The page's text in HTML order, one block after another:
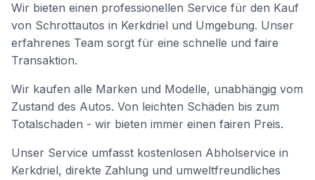
Wir bieten einen professionellen Service für den Kauf
von Schrottautos in Kerkdriel und Umgebung. Unser
erfahrenes Team sorgt für eine schnelle und faire
Transaktion.
Wir kaufen alle Marken und Modelle, unabhängig vom
Zustand des Autos. Von leichten Schäden bis zum
Totalschaden - wir bieten immer einen fairen Preis.
Unser Service umfasst kostenlosen Abholservice in
Kerkdriel, direkte Zahlung und umweltfreundliches